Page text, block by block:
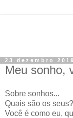
23 dezembro 2019
Meu sonho,
Sobre sonhos...
Quais são os seus?
Você é como eu,